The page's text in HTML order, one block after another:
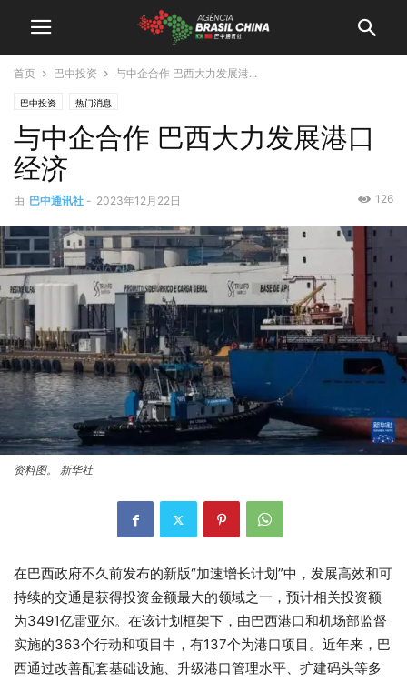
首页 巴中投资 与中企合作 巴西大力发展港...
巴中投资 热门消息
与中企合作 巴西大力发展港口
经济
由 巴中通讯社 - 2023年12月22日 126
资料图。 新华社
在巴西政府不久前发布的新版“加速增长计划”中，发展高效和可
持续的交通是获得投资金额最大的领域之一，预计相关投资额
为3491亿雷亚尔。在该计划框架下，由巴西港口和机场部监督
实施的363个行动和项目中，有137个为港口项目。近年来，巴
西通过改善配套基础设施、升级港口管理水平、扩建码头等多